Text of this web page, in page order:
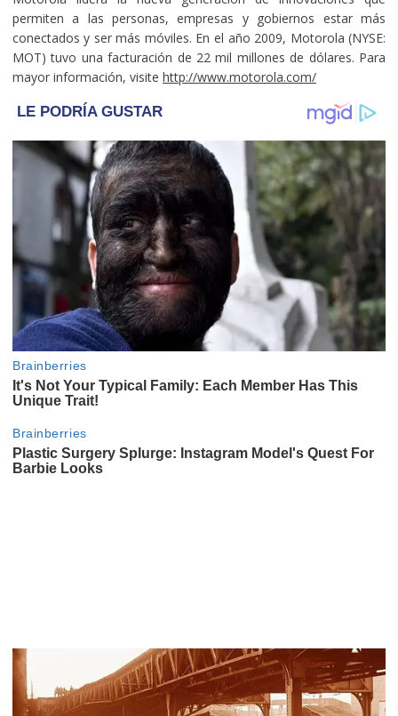
permiten a las personas, empresas y gobiernos estar más
conectados y ser más móviles. En el año 2009, Motorola (NYSE:
MOT) tuvo una facturación de 22 mil millones de dólares. Para
mayor información, visite http://www.motorola.com/